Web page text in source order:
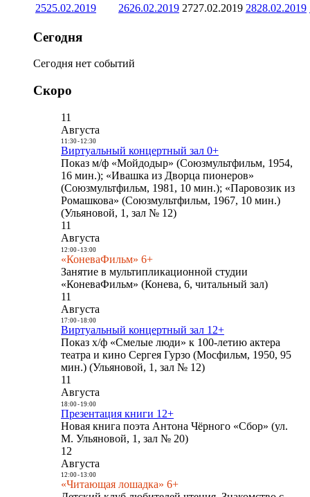
2525.02.2019 2626.02.2019 2727.02.2019 2828.02.2019
Сегодня
Сегодня нет событий
Скоро
11
Августа
11:30- 12:30
Виртуальный концертный зал 0+
Показ м/ф «Мойдодыр» (Союзмультфильм, 1954,
16 мин.); «Ивашка из Дворца пионеров»
(Союзмультфильм, 1981, 10 мин.); «Паровозик из
Ромашкова» (Союзмультфильм, 1967, 10 мин.)
(Ульяновой, 1, зал № 12)
11
Августа
12:00- 13:00
«КоневаФильм» 6+
Занятие в мультипликационной студии
«КоневаФильм» (Конева, 6, читальный зал)
11
Августа
17:00- 18:00
Виртуальный концертный зал 12+
Показ х/ф «Смелые люди» к 100-летию актера
театра и кино Сергея Гурзо (Мосфильм, 1950, 95
мин.) (Ульяновой, 1, зал № 12)
11
Августа
18:00- 19:00
Презентация книги 12+
Новая книга поэта Антона Чёрного «Сбор» (ул.
М. Ульяновой, 1, зал № 20)
12
Августа
12:00- 13:00
«Читающая лошадка» 6+